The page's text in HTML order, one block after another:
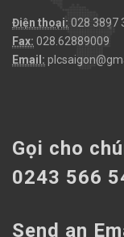
Điện thoại: 028 3897
Fax: 028.62889009
Email:
Gọi cho
0243 566
Send an